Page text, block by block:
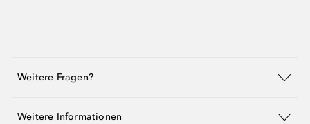
Weitere Fragen?
Weitere Informationen